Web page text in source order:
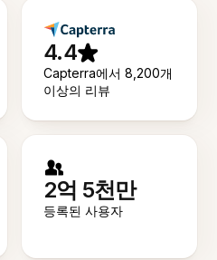
4.4
Capterra에서 8,200개
이상의 리뷰
2억 5천만
등록된 사용자